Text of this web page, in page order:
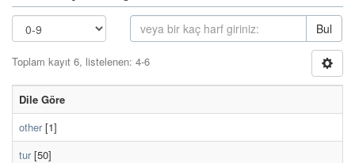
Bul
Toplam kayıt 6, listelenen: 4-6
Dile Göre
other[1]
tur[50]